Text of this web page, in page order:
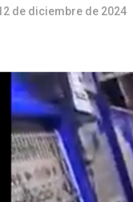
de diciembre de 2024